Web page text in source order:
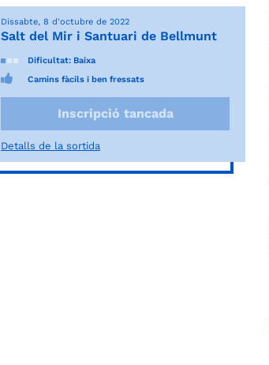
Dissabte, 8 d'octubre de 2022
Salt del Mir i Santuari de Bellmunt
Dificultat: Baixa
Camins fàcils i ben fressats
Inscripció tancada
Detalls de la sortida